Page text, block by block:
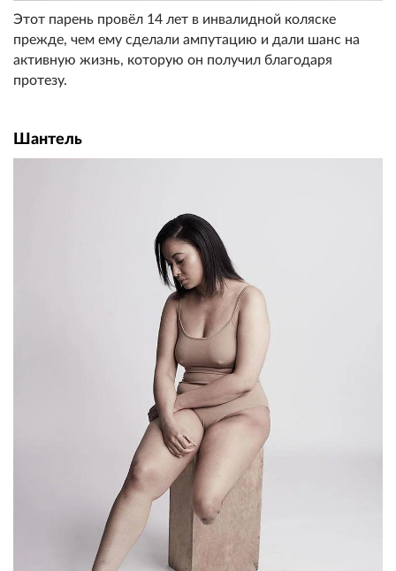
Этот парень провёл 14 лет в инвалидной коляске
прежде, чем ему сделали ампутацию и дали шанс на
активную жизнь, которую он получил благодаря
протезу.
Шантель